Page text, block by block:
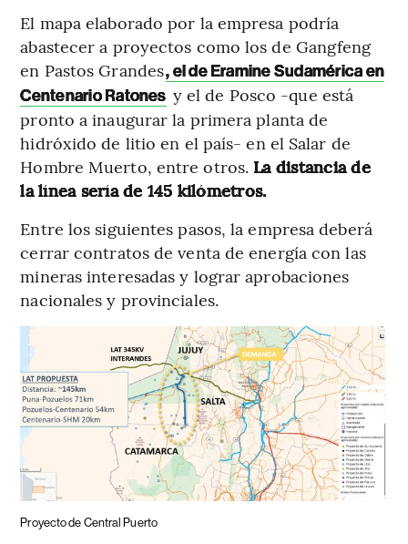
El mapa elaborado por la empresa podría
abastecer a proyectos como los de Gangfeng
en Pastos Grandes, el de Eramine Sudamérica en
Centenario Ratones y el de Posco -que está
pronto a inaugurar la primera planta de
hidróxido de litio en el país- en el Salar de
Hombre Muerto, entre otros. La distancia de
la línea sería de 145 kilómetros.
Entre los siguientes pasos, la empresa deberá
cerrar contratos de venta de energía con las
mineras interesadas y lograr aprobaciones
nacionales y provinciales.
Proyecto de Central Puerto